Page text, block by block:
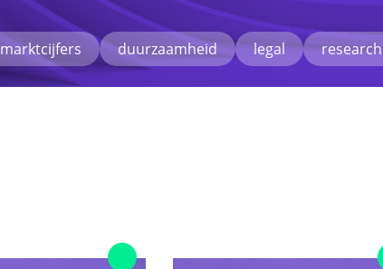
marktcijfers duurzaamheid legal research